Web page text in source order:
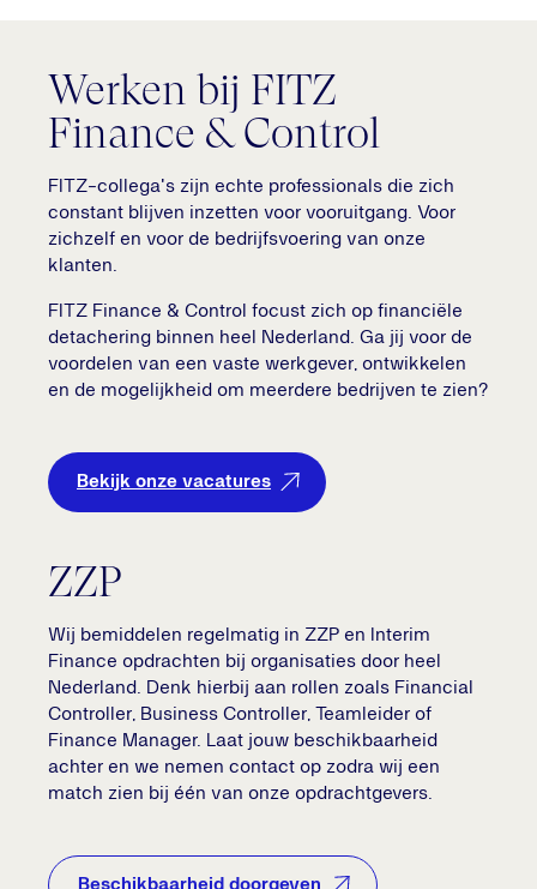
Werken bij FITZ
Finance & Control
FITZ-collega's zijn echte professionals die zich
constant blijven inzetten voor vooruitgang. Voor
zichzelf en voor de bedrijfsvoering van onze
klanten.
FITZ Finance & Control focust zich op financiële
detachering binnen heel Nederland. Ga jij voor de
voordelen van een vaste werkgever, ontwikkelen
en de mogelijkheid om meerdere bedrijven te zien?
Bekijk onze vacatures
ZZP
Wij bemiddelen regelmatig in ZZP en Interim
Finance opdrachten bij organisaties door heel
Nederland. Denk hierbij aan rollen zoals Financial
Controller, Business Controller, Teamleider of
Finance Manager. Laat jouw beschikbaarheid
achter en we nemen contact op zodra wij een
match zien bij één van onze opdrachtgevers.
Beschikbaarheid doorgeven